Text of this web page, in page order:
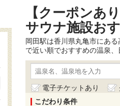
【クーポンあ
サウナ施設お
岡田駅は香川県丸亀市にあ
で近い順でおすすめの温泉
電子チケットあり
こだわり条件